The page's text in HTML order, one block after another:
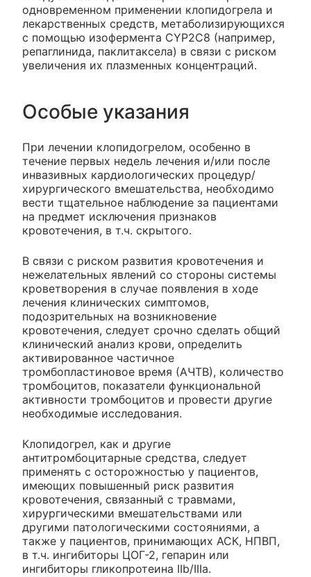
одновременном применении клопидогрела и
лекарственных средств, метаболизирующихся
с помощью изофермента CYP2C8 (например,
репаглинида, паклитаксела) в связи с риском
увеличения их плазменных концентраций.
Особые указания
При лечении клопидогрелом, особенно в
течение первых недель лечения и/или после
инвазивных кардиологических процедур/
хирургического вмешательства, необходимо
вести тщательное наблюдение за пациентами
на предмет исключения признаков
кровотечения, в т.ч. скрытого.
В связи с риском развития кровотечения и
нежелательных явлений со стороны системы
кроветворения в случае появления в ходе
лечения клинических симптомов,
подозрительных на возникновение
кровотечения, следует срочно сделать общий
клинический анализ крови, определить
активированное частичное
тромбопластиновое время (АЧТВ), количество
тромбоцитов, показатели функциональной
активности тромбоцитов и провести другие
необходимые исследования.
Клопидогрел, как и другие
антитромбоцитарные средства, следует
применять с осторожностью у пациентов,
имеющих повышенный риск развития
кровотечения, связанный с травмами,
хирургическими вмешательствами или
другими патологическими состояниями, а
также у пациентов, принимающих АСК, НПВП,
в т.ч. ингибиторы ЦОГ-2, гепарин или
ингибиторы гликопротеина IIb/IIIa.